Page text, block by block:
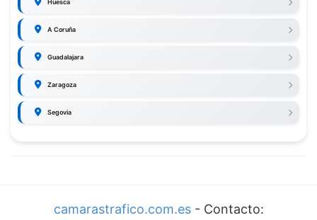
Huesca
A Coruña
Guadalajara
Zaragoza
Segovia
camarastrafico.com.es- Contacto: